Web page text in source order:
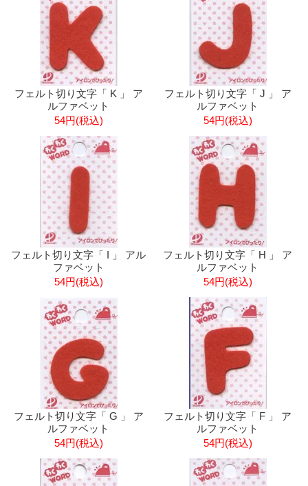
フェルト切り文字「 K 」 ア
ルファベット
54円(税込)
フェルト切り文字「 J 」 ア
ルファベット
54円(税込)
フェルト切り文字「 I 」 アル
ファベット
54円(税込)
フェルト切り文字「 H 」 ア
ルファベット
54円(税込)
フェルト切り文字「 G 」 ア
ルファベット
54円(税込)
フェルト切り文字「 F 」 ア
ルファベット
54円(税込)